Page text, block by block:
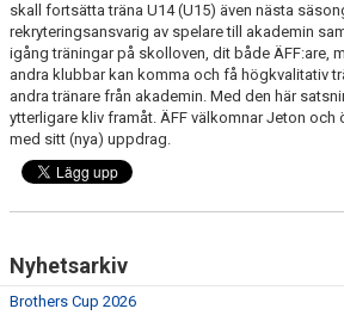
MEDLEMS OCH TRÄNINGSAVGIFTER
skall fortsätta träna U14 (U15) även nästa
rekryteringsansvarig av spelare till akademin
igång träningar på skolloven, dit både ÄFF:are,
andra klubbar kan komma och få högkvalitativ
andra tränare från akademin. Med den här
ytterligare kliv framåt. ÄFF välkomnar Jeton och
med sitt (nya) uppdrag.
Nyhetsarkiv
Brothers Cup 2026